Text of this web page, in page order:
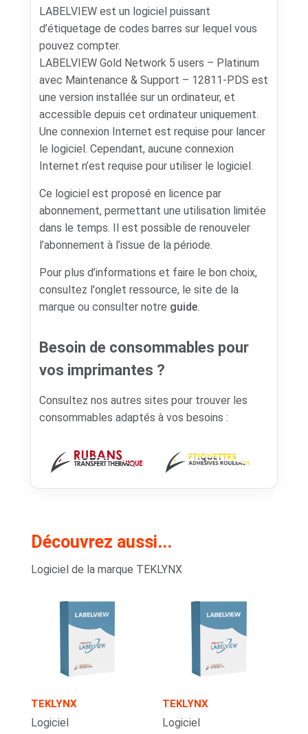
LABELVIEW est un logiciel puissant
d’étiquetage de codes barres sur lequel vous
pouvez compter.
LABELVIEW Gold Network 5 users – Platinum
avec Maintenance & Support – 12811-PDS est
une version installée sur un ordinateur, et
accessible depuis cet ordinateur uniquement.
Une connexion Internet est requise pour lancer
le logiciel. Cependant, aucune connexion
Internet n’est requise pour utiliser le logiciel.
Ce logiciel est proposé en licence par
abonnement, permettant une utilisation limitée
dans le temps. Il est possible de renouveler
l’abonnement à l’issue de la période.
Pour plus d’informations et faire le bon choix,
consultez l'onglet ressource, le site de la
marque ou consulter notre guide.
Besoin de consommables pour
vos imprimantes ?
Consultez nos autres sites pour trouver les
consommables adaptés à vos besoins :
Découvrez aussi...
Logiciel de la marque TEKLYNX
TEKLYNX
Logiciel
TEKLYNX
Logiciel